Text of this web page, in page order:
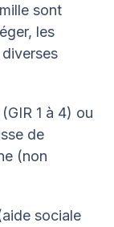
sont
les
(GIR 1 à 4) ou
de
(non
sociale